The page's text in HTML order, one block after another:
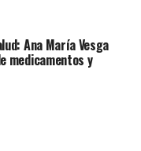
Ana María Vesga
medicamentos y